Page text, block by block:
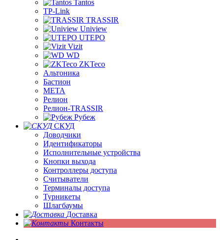
Tantos
TP-Link
TRASSIR
Uniview
UTEPO
Vizit
WD
ZKTeco
Альтоника
Бастион
МЕТА
Релион
Релион-TRASSIR
Рубеж
СКУД
Доводчики
Идентификаторы
Исполнительные устройства
Кнопки выхода
Контроллеры доступа
Считыватели
Терминалы доступа
Турникеты
Шлагбаумы
Доставка
Контакты